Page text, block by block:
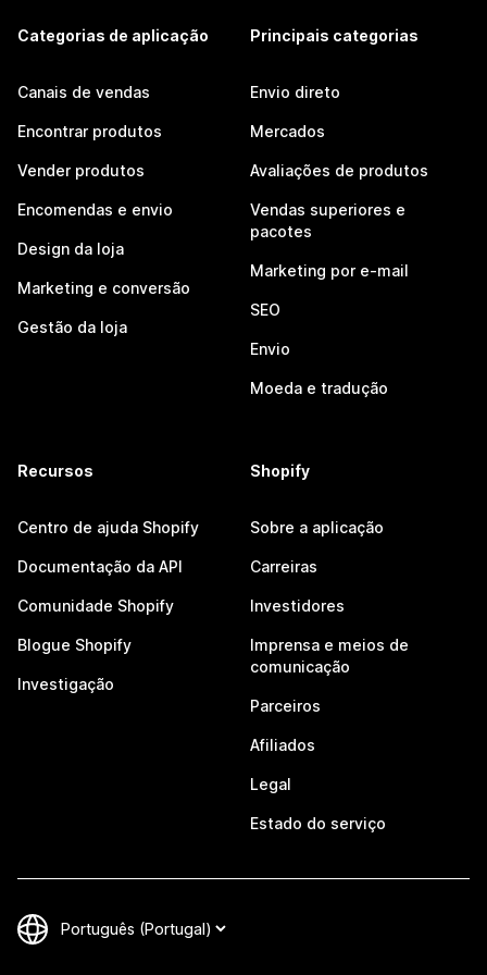
Categorias de aplicação
Canais de vendas
Encontrar produtos
Vender produtos
Encomendas e envio
Design da loja
Marketing e conversão
Gestão da loja
Principais categorias
Envio direto
Mercados
Avaliações de produtos
Vendas superiores e
pacotes
Marketing por e-mail
SEO
Envio
Moeda e tradução
Recursos
Centro de ajuda Shopify
Documentação da API
Comunidade Shopify
Blogue Shopify
Investigação
Shopify
Sobre a aplicação
Carreiras
Investidores
Imprensa e meios de
comunicação
Parceiros
Afiliados
Legal
Estado do serviço